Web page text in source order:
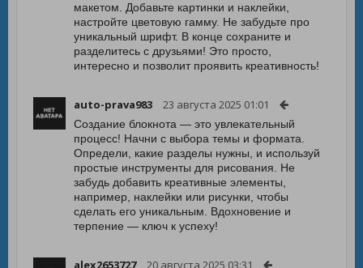
макетом. Добавьте картинки и наклейки,
настройте цветовую гамму. Не забудьте про
уникальный шрифт. В конце сохраните и
разделитесь с друзьями! Это просто,
интересно и позволит проявить креативность!
auto-prava983 23 августа 2025 01:01
Создание блокнота — это увлекательный
процесс! Начни с выбора темы и формата.
Определи, какие разделы нужны, и используй
простые инструменты для рисования. Не
забудь добавить креативные элементы,
например, наклейки или рисунки, чтобы
сделать его уникальным. Вдохновение и
терпение — ключ к успеху!
alex2653727 20 августа 2025 03:31